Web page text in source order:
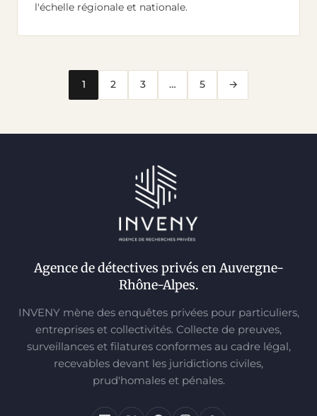
l'échelle régionale et nationale.
1 2 3 … 5 →
Agence de détectives privés en Auvergne-
Rhône-Alpes.
INVENY mène des enquêtes privées pour particuliers,
entreprises et collectivités. Collecte de preuves,
surveillances et filatures conformes au cadre légal,
recevables devant les juridictions civiles,
prud'homales et pénales.